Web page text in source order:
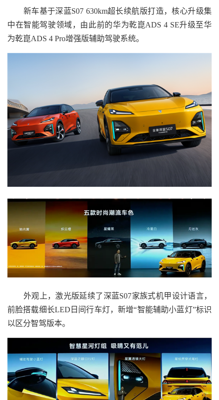
新车基于深蓝S07 630km超长续航版打造，核心升级集
中在智能驾驶领域，由此前的华为乾崑ADS 4 SE升级至华
为乾崑ADS 4 Pro增强版辅助驾驶系统。
外观上，激光版延续了深蓝S07家族式机甲设计语言，
前脸搭载细长LED日间行车灯，新增“智能辅助小蓝灯”标识
以区分智驾版本。